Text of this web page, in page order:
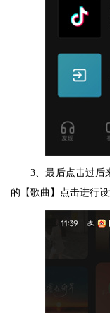
3、最后点击过后
的【歌曲】点击进行设